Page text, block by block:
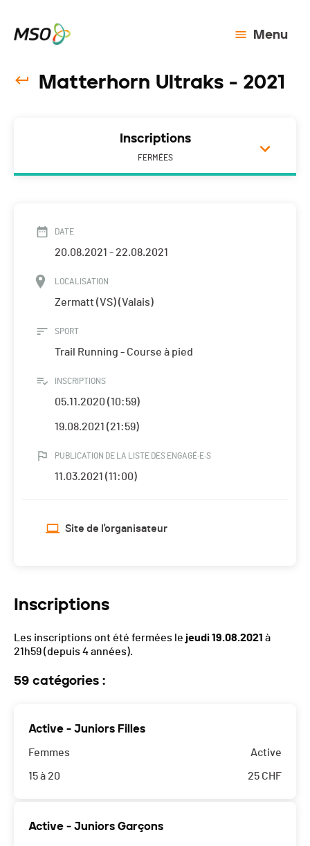
Menu
Matterhorn Ultraks - 2021
Inscriptions
FERMÉES
DATE
20.08.2021 - 22.08.2021
LOCALISATION
Zermatt (VS) (Valais)
SPORT
Trail Running - Course à pied
INSCRIPTIONS
05.11.2020 (10:59)
19.08.2021 (21:59)
PUBLICATION DE LA LISTE DES ENGAGÉ·E·S
11.03.2021 (11:00)
Site de l'organisateur
Inscriptions
Les inscriptions ont été fermées le jeudi 19.08.2021 à
21h59(depuis 4 années).
59 catégories :
Active - Juniors Filles
Femmes
15 à 20
Active
25 CHF
Active - Juniors Garçons